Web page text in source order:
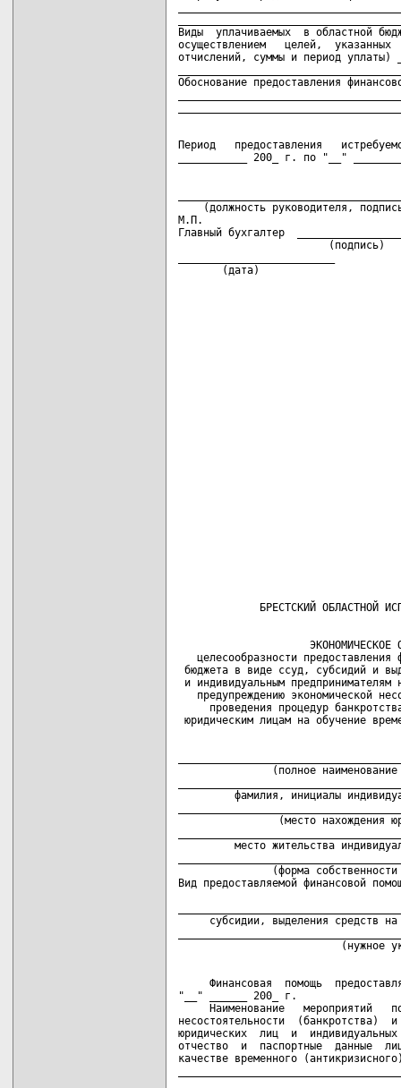
Виды  уплачиваемых  в областной
осуществлением   целей,
отчислений, суммы и период уплаты)
Обоснование предоставления
Период   предоставления
(должность руководителя,
М.П.
Главный бухгалтер
(подпись)
       (дата)
ЭКОНОМИЧЕСКОЕ
целесообразности предоставления
бюджета в виде ссуд, субсидий и
и индивидуальным
предупреждению экономической
проведения процедур
(полное
фамилия, инициалы
(место нахождения
место жительства
(форма
Вид предоставляемой финансовой
субсидии, выделения средств
Финансовая  помощь
"__" ______ 200_ г.
Наименование   мероприятий
несостоятельности  (банкротства)  и
юридических  лиц  и
отчество  и  паспортные  данные
качестве временного